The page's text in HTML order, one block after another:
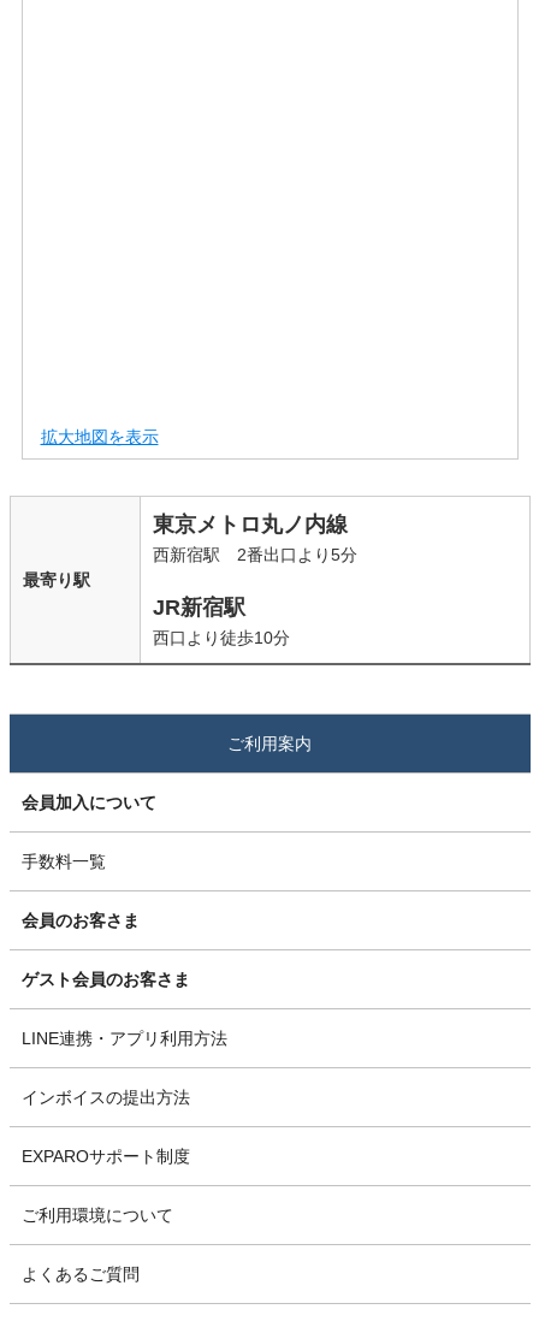
拡大地図を表示
最寄り駅
東京メトロ丸ノ内線
西新宿駅 2番出口より5分
JR新宿駅
西口より徒歩10分
ご利用案内
会員加入について
手数料一覧
会員のお客さま
ゲスト会員のお客さま
LINE連携・アプリ利用方法
インボイスの提出方法
EXPAROサポート制度
ご利用環境について
よくあるご質問